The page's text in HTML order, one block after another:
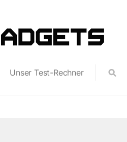
Unser Test-Rechner